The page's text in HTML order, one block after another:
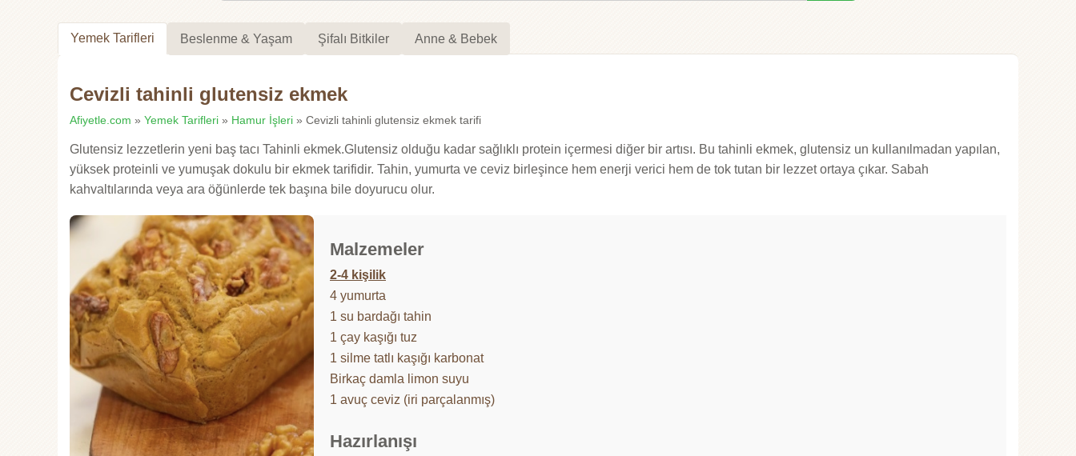
Yemek Tarifleri Beslenme & Yaşam Şifalı Bitkiler Anne & Bebek
Cevizli tahinli glutensiz ekmek
Afiyetle.com » Yemek Tarifleri » Hamur İşleri » Cevizli tahinli glutensiz ekmek tarifi
Glutensiz lezzetlerin yeni baş tacı Tahinli ekmek.Glutensiz olduğu kadar sağlıklı protein içermesi diğer bir artısı. Bu tahinli ekmek, glutensiz un kullanılmadan yapılan,
yüksek proteinli ve yumuşak dokulu bir ekmek tarifidir. Tahin, yumurta ve ceviz birleşince hem enerji verici hem de tok tutan bir lezzet ortaya çıkar. Sabah
kahvaltılarında veya ara öğünlerde tek başına bile doyurucu olur.
Malzemeler
2-4 kişilik
4 yumurta
1 su bardağı tahin
1 çay kaşığı tuz
1 silme tatlı kaşığı karbonat
Birkaç damla limon suyu
1 avuç ceviz (iri parçalanmış)
Hazırlanışı